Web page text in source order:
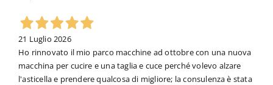
21 Luglio 2026
Ho rinnovato il mio parco macchine ad ottobre con una nuova
macchina per cucire e una taglia e cuce perché volevo alzare
l'asticella e prendere qualcosa di migliore; la consulenza è stata